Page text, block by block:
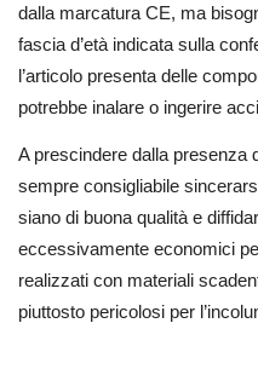
dalla marcatura CE, ma
fascia d’età indicata sulla
l’articolo presenta delle
potrebbe inalare o ingerire
A prescindere dalla presenza
sempre consigliabile
siano di buona qualità e
eccessivamente economici
realizzati con materiali
piuttosto pericolosi per